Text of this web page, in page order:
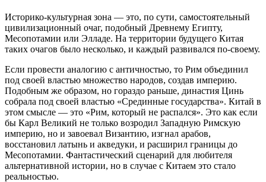
Историко-культурная зона — это, по сути, самостоятельный
цивилизационный очаг, подобный Древнему Египту,
Месопотамии или Элладе. На территории будущего Китая
таких очагов было несколько, и каждый развивался по-своему.
Если провести аналогию с античностью, то Рим объединил
под своей властью множество народов, создав империю.
Подобным же образом, но гораздо раньше, династия Цинь
собрала под своей властью «Срединные государства». Китай в
этом смысле — это «Рим, который не распался». Это как если
бы Карл Великий не только возродил Западную Римскую
империю, но и завоевал Византию, изгнал арабов,
восстановил латынь и акведуки, и расширил границы до
Месопотамии. Фантастический сценарий для любителя
альтернативной истории, но в случае с Китаем это стало
реальностью.